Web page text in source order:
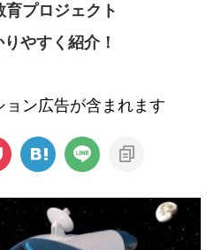
育プロジェクト
やすく紹介！
ョン広告が含まれます